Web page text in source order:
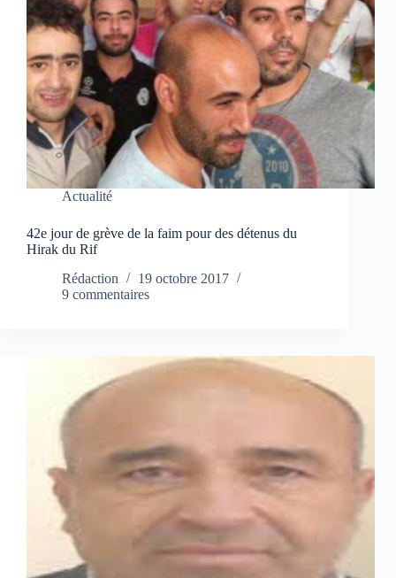
Actualité
42e jour de grève de la faim pour des détenus du
Hirak du Rif
Rédaction
19 octobre 2017
9 commentaires